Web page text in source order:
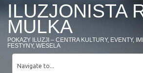
ILUZJONISTA
MULKA
POKAZY ILUZJI – CENTRA KULTURY, EVENTY,
FESTYNY, WESELA